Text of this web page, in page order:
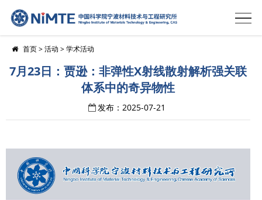
首页>活动 >学术活动
7月23日：贾逊：非弹性X射线散射解析强关联
体系中的奇异物性
发布：2025-07-21